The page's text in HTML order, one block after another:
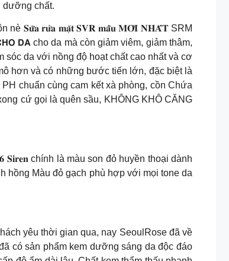
dưỡng chất.
nè 𝐒𝐮̛̃𝐚 𝐫𝐮̛̉𝐚 𝐦𝐚̣̆𝐭 𝐒𝐕𝐑 𝐦𝐚̂̃𝐮 𝐌𝐎̛́𝐈 𝐍𝐇𝐀̂́𝐓 SRM
𝗗𝗔 cho da mà còn giảm viêm, giảm thâm,
da với nồng độ hoạt chất cao nhất và cơ
hơn và có những bước tiến lớn, đặc biệt là
chuẩn cùng cam kết xà phòng, cồn Chứa
cứ gọi là quên sầu, KHÔNG KHÔ CĂNG
𝐒𝐢𝐫𝐞𝐧 chính là màu son đỏ huyền thoại dành
hồng Màu đỏ gạch phù hợp với mọi tone da
yêu thời gian qua, nay SeoulRose đã về
có sản phẩm kem dưỡng sáng da độc đáo